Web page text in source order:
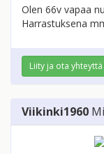
Olen 66v vapaa
Harrastuksena
Liity ja ota yhteyttä
Viikinki1960